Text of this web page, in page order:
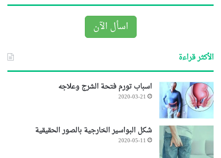
اسأل الآن
الأكثر قراءة
اسباب تورم فتحة الشرج وعلاجه
2020-03-21
شكل البواسير الخارجية بالصور الحقيقية
2020-05-11